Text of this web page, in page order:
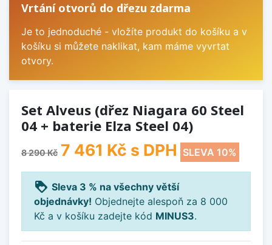
Vrtání otvorů do dřezu zdarma
Je to jednoduché - vložíte produkt do košíku a v
košíku si můžete naklikat, kam máme vyvrtat
otvory.
Set Alveus (dřez Niagara 60 Steel
04 + baterie Elza Steel 04)
8 290 Kč 7 461 Kč s DPH SLEVA 10%
loyalty Sleva 3 % na všechny větší
objednávky! Objednejte alespoň za 8 000
Kč a v košíku zadejte kód MINUS3.